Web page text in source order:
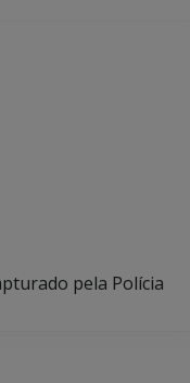
pela Polícia